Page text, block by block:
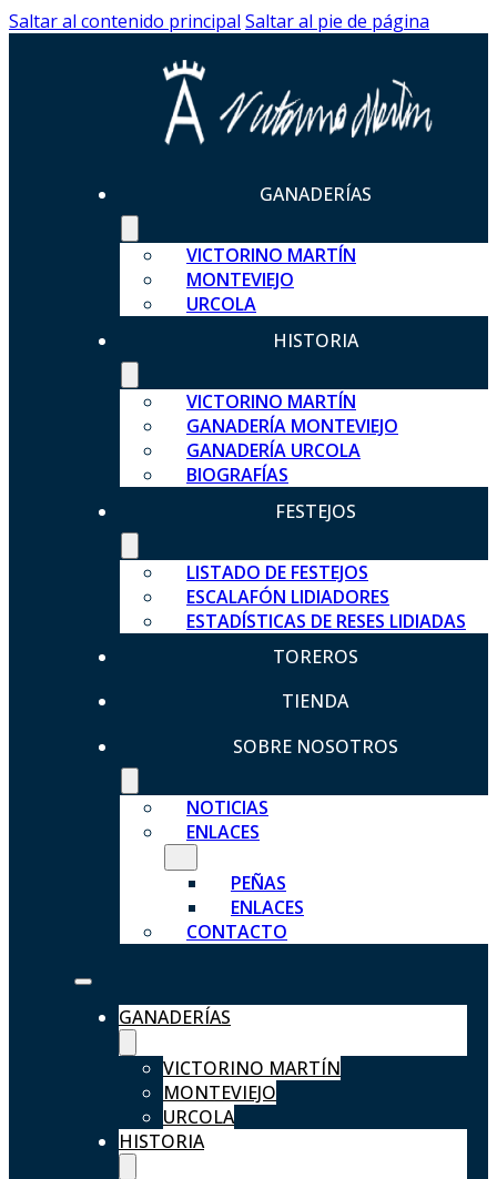
Saltar al contenido principal Saltar al pie de página
GANADERÍAS
VICTORINO MARTÍN
MONTEVIEJO
URCOLA
HISTORIA
VICTORINO MARTÍN
GANADERÍA MONTEVIEJO
GANADERÍA URCOLA
BIOGRAFÍAS
FESTEJOS
LISTADO DE FESTEJOS
ESCALAFÓN LIDIADORES
ESTADÍSTICAS DE RESES LIDIADAS
TOREROS
TIENDA
SOBRE NOSOTROS
NOTICIAS
ENLACES
PEÑAS
ENLACES
CONTACTO
GANADERÍAS
VICTORINO MARTÍN
MONTEVIEJO
URCOLA
HISTORIA